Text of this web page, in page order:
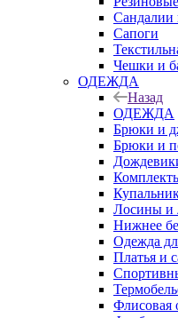
Сандалии
Сапоги
Чешки и
ОДЕЖДА
Назад
ОДЕЖДА
Брюки и
Брюки и
Лосины и
Нижнее
Одежда
Платья и
Флисовая